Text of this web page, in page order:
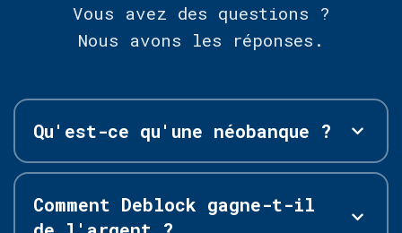
Vous avez des questions ?
Nous avons les réponses.
Qu'est-ce qu'une néobanque ?
Comment Deblock gagne-t-il